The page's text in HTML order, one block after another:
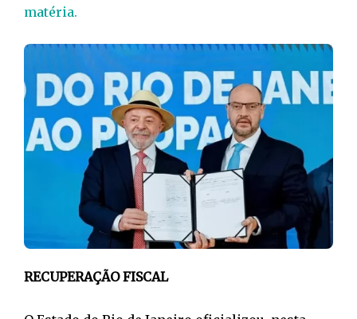
matéria.
RECUPERAÇÃO FISCAL